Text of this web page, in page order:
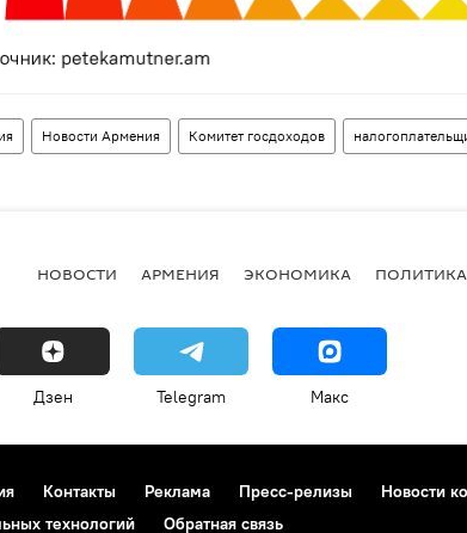
Новости Армения Комитет госдоходов
НОВОСТИ АРМЕНИЯ ЭКОНОМИКА ПОЛИТИКА
Дзен Telegram Макс
Контакты Реклама Пресс-релизы Новости
технологий
Обратная связь